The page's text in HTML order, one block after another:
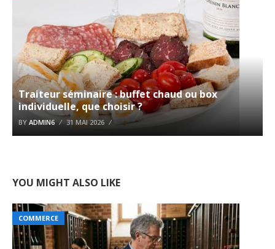
Traiteur séminaire : buffet chaud ou box
individuelle, que choisir ?
BY ADMIN6 31 MAI 2026
YOU MIGHT ALSO LIKE
COMMERCE